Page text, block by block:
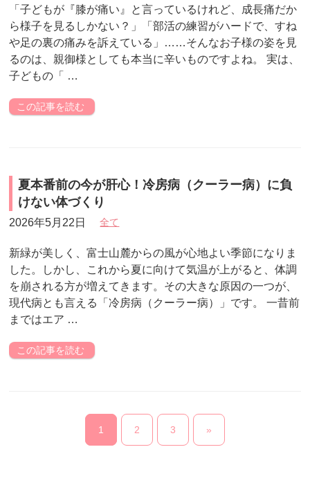
「子どもが『膝が痛い』と言っているけれど、成長痛だか
ら様子を見るしかない？」「部活の練習がハードで、すね
や足の裏の痛みを訴えている」……そんなお子様の姿を見
るのは、親御様としても本当に辛いものですよね。 実は、
子どもの「 …
この記事を読む
夏本番前の今が肝心！冷房病（クーラー病）に負
けない体づくり
2026年5月22日 全て
新緑が美しく、富士山麓からの風が心地よい季節になりま
した。しかし、これから夏に向けて気温が上がると、体調
を崩される方が増えてきます。その大きな原因の一つが、
現代病とも言える「冷房病（クーラー病）」です。 一昔前
まではエア …
この記事を読む
1 2 3 »